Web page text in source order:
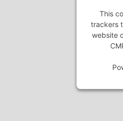
This
trackers
website